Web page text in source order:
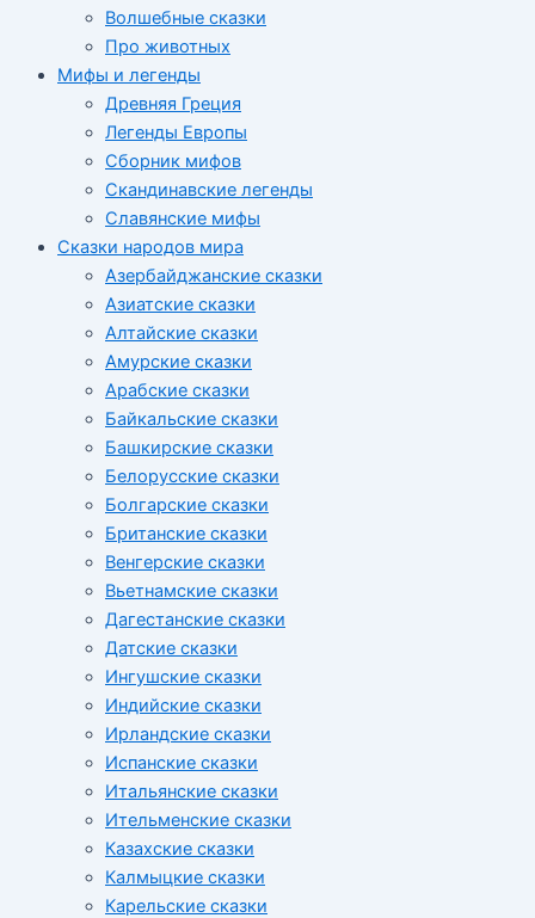
Волшебные сказки
Про животных
Мифы и легенды
Древняя Греция
Легенды Европы
Сборник мифов
Скандинавские легенды
Славянские мифы
Сказки народов мира
Азербайджанские сказки
Азиатские сказки
Алтайские сказки
Амурские сказки
Арабские сказки
Байкальские сказки
Башкирские сказки
Белорусские сказки
Болгарские сказки
Британские сказки
Венгерские сказки
Вьетнамские сказки
Дагестанские сказки
Датские сказки
Ингушские сказки
Индийские сказки
Ирландские сказки
Испанские сказки
Итальянские сказки
Ительменские сказки
Казахские сказки
Калмыцкие сказки
Карельские сказки